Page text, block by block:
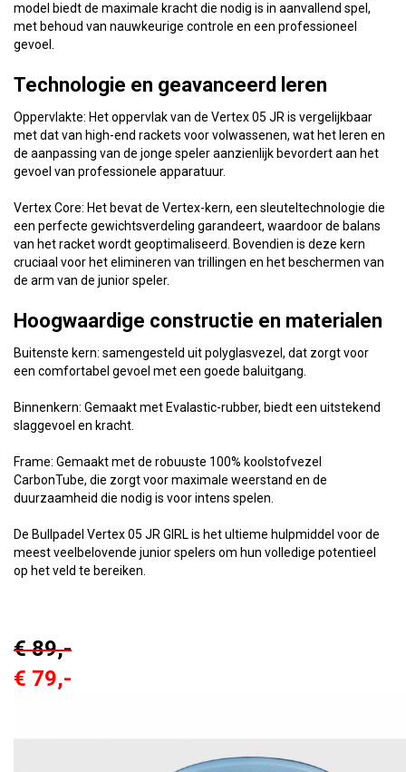
model biedt de maximale kracht die nodig is in aanvallend spel,
met behoud van nauwkeurige controle en een professioneel
gevoel.
Technologie en geavanceerd leren
Oppervlakte: Het oppervlak van de Vertex 05 JR is vergelijkbaar
met dat van high-end rackets voor volwassenen, wat het leren en
de aanpassing van de jonge speler aanzienlijk bevordert aan het
gevoel van professionele apparatuur.
Vertex Core: Het bevat de Vertex-kern, een sleuteltechnologie die
een perfecte gewichtsverdeling garandeert, waardoor de balans
van het racket wordt geoptimaliseerd. Bovendien is deze kern
cruciaal voor het elimineren van trillingen en het beschermen van
de arm van de junior speler.
Hoogwaardige constructie en materialen
Buitenste kern: samengesteld uit polyglasvezel, dat zorgt voor
een comfortabel gevoel met een goede baluitgang.
Binnenkern: Gemaakt met Evalastic-rubber, biedt een uitstekend
slaggevoel en kracht.
Frame: Gemaakt met de robuuste 100% koolstofvezel
CarbonTube, die zorgt voor maximale weerstand en de
duurzaamheid die nodig is voor intens spelen.
De Bullpadel Vertex 05 JR GIRL is het ultieme hulpmiddel voor de
meest veelbelovende junior spelers om hun volledige potentieel
op het veld te bereiken.
€ 89,-
€ 79,-